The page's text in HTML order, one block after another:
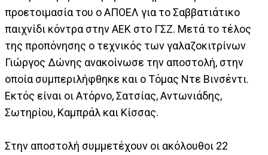
προετοιμασία του ο ΑΠΟΕΛ για το Σαββατιάτικο
παιχνίδι κόντρα στην ΑΕΚ στο ΓΣΖ. Μετά το τέλος
της προπόνησης ο τεχνικός των γαλαζοκιτρίνων
Γιώργος Δώνης ανακοίνωσε την αποστολή, στην
οποία συμπεριλήφθηκε και ο Τόμας Ντε Βινσέντι.
Εκτός είναι οι Aτόρνο, Σατσίας, Αντωνιάδης,
Σωτηρίου, Καμπράλ και Κίσσας.
Στην αποστολή συμμετέχουν οι ακόλουθοι 22